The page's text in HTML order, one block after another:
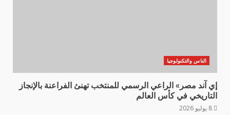
الناس والتكنولوجيا
إي آند مصر» الراعي الرسمي للمنتخب تهنئ الفراعنة بالإنجاز
التاريخي في كأس العالم